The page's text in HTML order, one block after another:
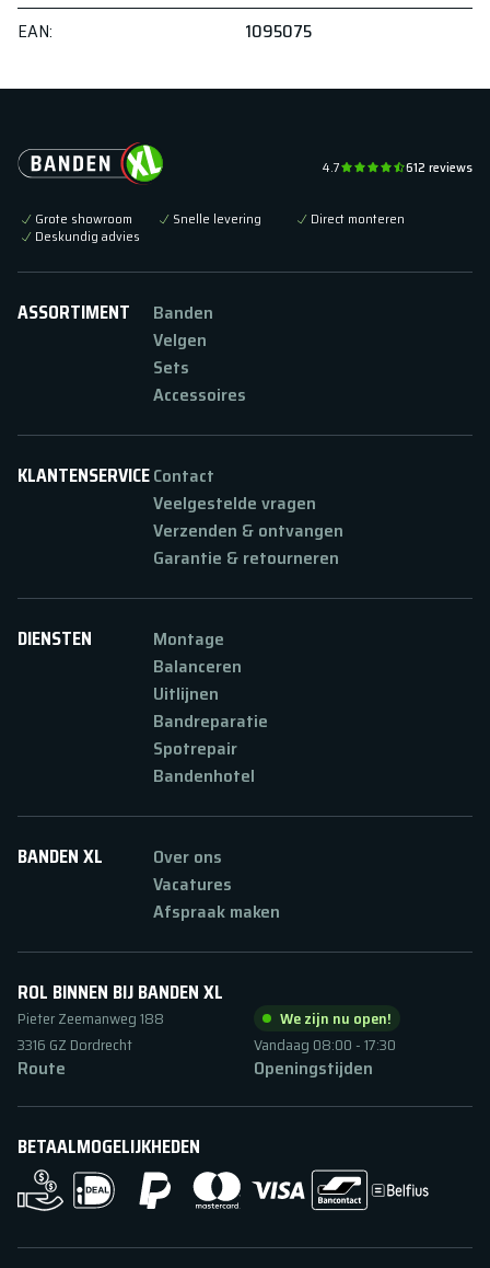
EAN: 1095075
4.7 612 reviews
Grote showroom Snelle levering
Direct monteren
Deskundig advies
ASSORTIMENT
Banden
Velgen
Sets
Accessoires
KLANTENSERVICEContact
Veelgestelde vragen
Verzenden & ontvangen
Garantie & retourneren
DIENSTEN
Montage
Balanceren
Uitlijnen
Bandreparatie
Spotrepair
Bandenhotel
BANDEN XL
Over ons
Vacatures
Afspraak maken
ROL BINNEN BIJ BANDEN XL
Pieter Zeemanweg188
3316 GZ Dordrecht
Route
We zijn nu open!
Vandaag 08:00 -17:30
Openingstijden
BETAALMOGELIJKHEDEN